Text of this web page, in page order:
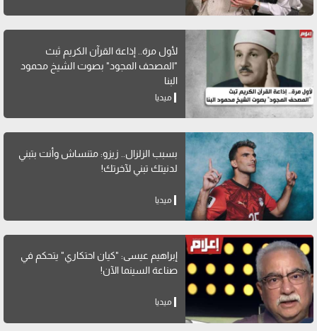
لأول مرة.. إذاعة القرآن الكريم ثبث
"المصحف المجود" بصوت الشيخ محمود
البنا
ميديا
بسبب الزلزال.. زيزو: متنساش وأنت بتبني
لدنيتك تبني لآخرتك!
ميديا
إبراهيم عيسى: "كيان احتكاري" يتحكم في
صناعة السينما الآن!
ميديا